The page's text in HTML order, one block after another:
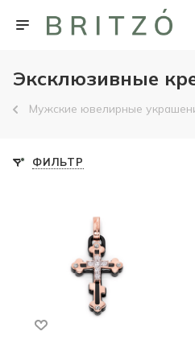
Эксклюзивные
Мужские ювелирные
ФИЛЬТР